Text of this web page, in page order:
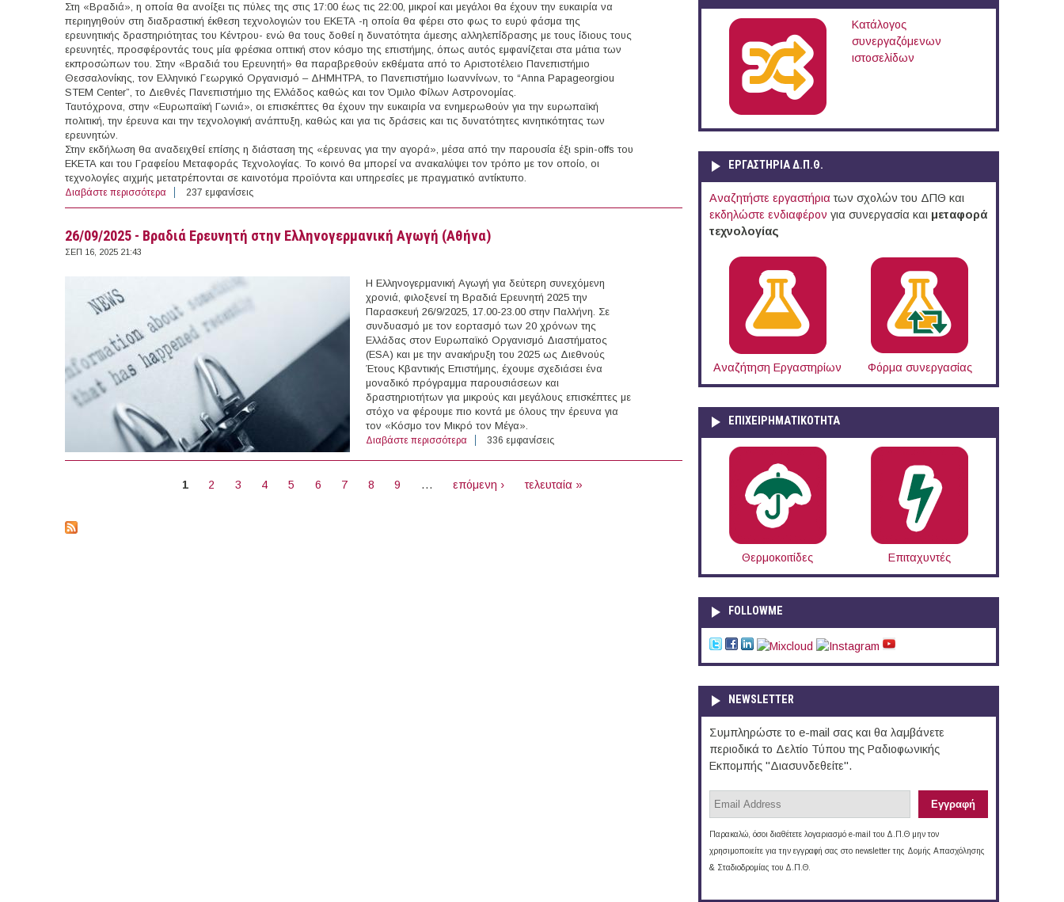
Στη «Βραδιά», η οποία θα ανοίξει τις πύλες της στις 17:00 έως τις 22:00, μικροί και μεγάλοι θα έχουν την ευκαιρία να
περιηγηθούν στη διαδραστική έκθεση τεχνολογιών του ΕΚΕΤΑ -η οποία θα φέρει στο φως το ευρύ φάσμα της
ερευνητικής δραστηριότητας του Κέντρου- ενώ θα τους δοθεί η δυνατότητα άμεσης αλληλεπίδρασης με τους ίδιους τους
ερευνητές, προσφέροντάς τους μία φρέσκια οπτική στον κόσμο της επιστήμης, όπως αυτός εμφανίζεται στα μάτια των
εκπροσώπων του. Στην «Βραδιά του Ερευνητή» θα παραβρεθούν εκθέματα από το Αριστοτέλειο Πανεπιστήμιο
Θεσσαλονίκης, τον Ελληνικό Γεωργικό Οργανισμό – ΔΗΜΗΤΡΑ, το Πανεπιστήμιο Ιωαννίνων, το “Anna Papageorgiou
STEM Center”, το Διεθνές Πανεπιστήμιο της Ελλάδος καθώς και τον Όμιλο Φίλων Αστρονομίας.
Ταυτόχρονα, στην «Ευρωπαϊκή Γωνιά», οι επισκέπτες θα έχουν την ευκαιρία να ενημερωθούν για την ευρωπαϊκή
πολιτική, την έρευνα και την τεχνολογική ανάπτυξη, καθώς και για τις δράσεις και τις δυνατότητες κινητικότητας των
ερευνητών.
Στην εκδήλωση θα αναδειχθεί επίσης η διάσταση της «έρευνας για την αγορά», μέσα από την παρουσία έξι spin-offs του
ΕΚΕΤΑ και του Γραφείου Μεταφοράς Τεχνολογίας. Το κοινό θα μπορεί να ανακαλύψει τον τρόπο με τον οποίο, οι
τεχνολογίες αιχμής μετατρέπονται σε καινοτόμα προϊόντα και υπηρεσίες με πραγματικό αντίκτυπο.
Διαβάστε περισσότερα για 26/09/2025 - Βραδιά του Ερευνητή 2025 (Θεσσαλονίκη)
237 εμφανίσεις
26/09/2025 - Βραδιά Ερευνητή στην Ελληνογερμανική Αγωγή (Αθήνα)
ΣΕΠ 16, 2025 21:43
Η Ελληνογερμανική Αγωγή για δεύτερη συνεχόμενη
χρονιά, φιλοξενεί τη Βραδιά Ερευνητή 2025 την
Παρασκευή 26/9/2025, 17.00-23.00 στην Παλλήνη. Σε
συνδυασμό με τον εορτασμό των 20 χρόνων της
Ελλάδας στον Ευρωπαϊκό Οργανισμό Διαστήματος
(ESA) και με την ανακήρυξη του 2025 ως Διεθνούς
Έτους Κβαντικής Επιστήμης, έχουμε σχεδιάσει ένα
μοναδικό πρόγραμμα παρουσιάσεων και
δραστηριοτήτων για μικρούς και μεγάλους επισκέπτες με
στόχο να φέρουμε πιο κοντά με όλους την έρευνα για
τον «Κόσμο τον Μικρό τον Μέγα».
Διαβάστε περισσότερα για 26/09/2025 - Βραδιά Ερευνητή στην Ελληνογερμανική Αγωγή (Αθήνα)
336 εμφανίσεις
1 2 3 4 5 6 7 8 9 … επόμενη › τελευταία »
Κατάλογος
συνεργαζόμενων
ιστοσελίδων
ΕΡΓΑΣΤΗΡΙΑ Δ.Π.Θ.
Αναζητήστε εργαστήρια των σχολών του ΔΠΘ και
εκδηλώστε ενδιαφέρον για συνεργασία και μεταφορά
τεχνολογίας
Αναζήτηση Εργαστηρίων Φόρμα συνεργασίας
ΕΠΙΧΕΙΡΗΜΑΤΙΚΟΤΗΤΑ
Θερμοκοιτίδες Επιταχυντές
FOLLOWME
NEWSLETTER
Συμπληρώστε το e-mail σας και θα λαμβάνετε
περιοδικά το Δελτίο Τύπου της Ραδιοφωνικής
Εκπομπής "Διασυνδεθείτε".
Παρακαλώ, όσοι διαθέτετε λογαριασμό e-mail του Δ.Π.Θ μην τον
χρησιμοποιείτε για την εγγραφή σας στο newsletter της Δομής Απασχόλησης
& Σταδιοδρομίας του Δ.Π.Θ.